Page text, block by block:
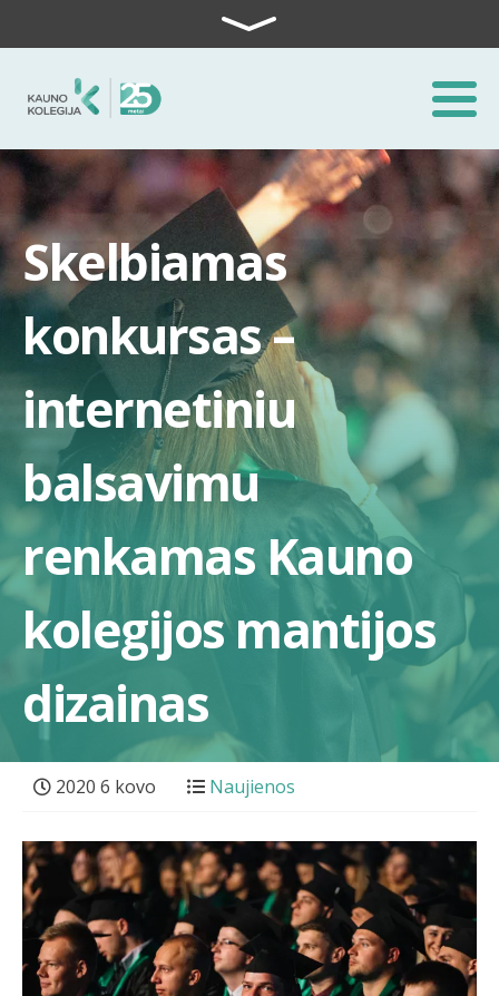
Skelbiamas
konkursas –
internetiniu
balsavimu
renkamas Kauno
kolegijos mantijos
dizainas
2020 6 kovo Naujienos